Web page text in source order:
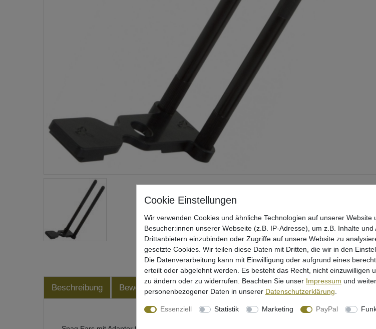
Beschreibung Bewertung Produktsicherheit
Wir verwenden Cookies und ähnliche Technologien auf unserer
Besucher:innen unserer Webseite (z.B. IP-Adresse), um z.B. Inhalte
Drittanbietern einzubinden oder Zugriffe auf unsere Website zu
gesetzte Cookies. Wir teilen diese Daten mit Dritten, die wir in den
Die Datenverarbeitung kann mit Einwilligung oder aufgrund eines
erteilt oder abgelehnt werden. Es besteht das Recht, nicht einzuwilligen
zu ändern oder zu widerrufen. Beachten Sie unser Impressum und
personenbezogener Daten in unserer Daten­schutz­erklärung.
Essenziell Statistik Marketing PayPal